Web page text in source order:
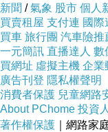
步得越快。但法
的學生擔
憂。他每樣都學
所學。
新聞 /氣象 股市 個人
買賣租屋 支付連 國際
買車 旅行團 汽車險推
一元簡訊 直播達人 數
買網址 虛擬主機 企業
廣告刊登 隱私權聲明
消費者保護 兒童網路
About PChome 投資
著作權保護 ｜網路家